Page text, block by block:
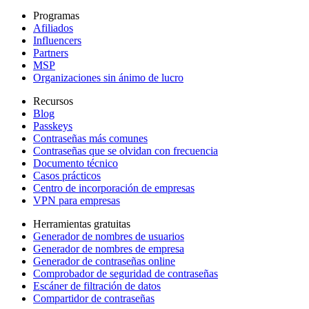
Programas
Afiliados
Influencers
Partners
MSP
Organizaciones sin ánimo de lucro
Recursos
Blog
Passkeys
Contraseñas más comunes
Contraseñas que se olvidan con frecuencia
Documento técnico
Casos prácticos
Centro de incorporación de empresas
VPN para empresas
Herramientas gratuitas
Generador de nombres de usuarios
Generador de nombres de empresa
Generador de contraseñas online
Comprobador de seguridad de contraseñas
Escáner de filtración de datos
Compartidor de contraseñas